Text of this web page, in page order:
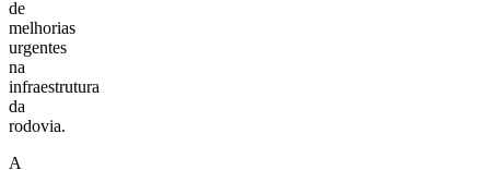
de
melhorias
urgentes
na
infraestrutura
da
rodovia.
A